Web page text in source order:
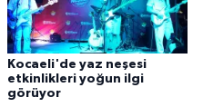
Kocaeli'de yaz neşesi
etkinlikleri yoğun ilgi
görüyor